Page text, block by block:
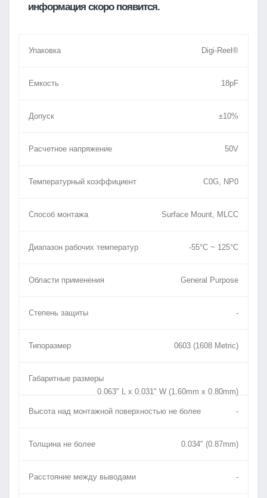
информация скоро появится.
Упаковка Digi-Reel®
Емкость 18pF
Допуск ±10%
Расчетное напряжение 50V
Температурный коэффициент C0G, NP0
Способ монтажа Surface Mount, MLCC
Диапазон рабочих температур -55°C ~ 125°C
Области применения General Purpose
Степень защиты -
Типоразмер 0603 (1608 Metric)
Габаритные размеры
0.063" L x 0.031" W (1.60mm x 0.80mm)
Высота над монтажной поверхностью не более -
Толщина не более 0.034" (0.87mm)
Расстояние между выводами -